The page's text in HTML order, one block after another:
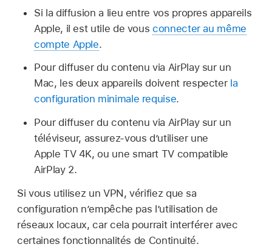
Si la diffusion a lieu entre vos propres appareils
Apple, il est utile de vousconnecter au même
compte Apple.
Pour diffuser du contenu via AirPlay sur un
Mac, les deux appareils doivent respecter la
configuration minimale requise.
Pour diffuser du contenu via AirPlay sur un
téléviseur, assurez-vous d’utiliser une
Apple TV 4K, ou une smart TV compatible
AirPlay 2.
Si vous utilisez un VPN, vérifiez que sa
configuration n’empêche pas l’utilisation de
réseaux locaux, car cela pourrait interférer avec
certaines fonctionnalités de Continuité.